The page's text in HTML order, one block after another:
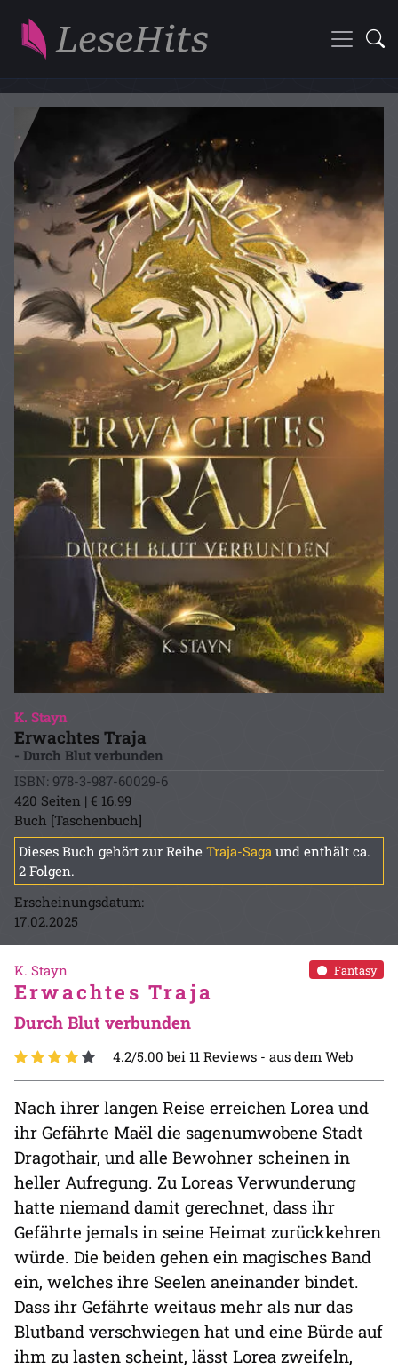
K. Stayn
Erwachtes Traja
- Durch Blut verbunden
ISBN: 978-3-987-60029-6
420 Seiten | € 16.99
Buch [Taschenbuch]
Dieses Buch gehört zur Reihe Traja-Saga und enthält ca.
2 Folgen.
Erscheinungsdatum:
17.02.2025
Fantasy
K. Stayn
Erwachtes Traja
Durch Blut verbunden
4.2/5.00 bei 11 Reviews - aus dem Web
Nach ihrer langen Reise erreichen Lorea und
ihr Gefährte Maël die sagenumwobene Stadt
Dragothair, und alle Bewohner scheinen in
heller Aufregung. Zu Loreas Verwunderung
hatte niemand damit gerechnet, dass ihr
Gefährte jemals in seine Heimat zurückkehren
würde. Die beiden gehen ein magisches Band
ein, welches ihre Seelen aneinander bindet.
Dass ihr Gefährte weitaus mehr als nur das
Blutband verschwiegen hat und eine Bürde auf
ihm zu lasten scheint, lässt Lorea zweifeln,